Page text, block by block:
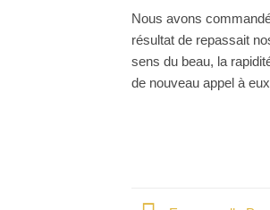
Nous avons
résultat de repassait
sens du beau, la
de nouveau appel à